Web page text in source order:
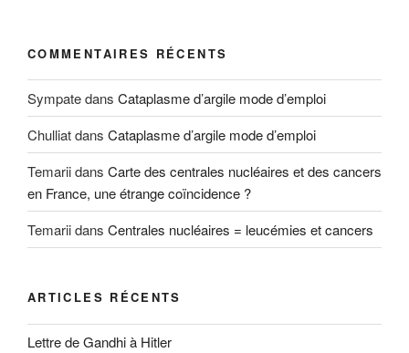
COMMENTAIRES RÉCENTS
Sympatedans Cataplasme d’argile mode d’emploi
Chulliatdans Cataplasme d’argile mode d’emploi
Temariidans Carte des centrales nucléaires et des cancers
en France, une étrange coïncidence ?
Temariidans Centrales nucléaires = leucémies et cancers
ARTICLES RÉCENTS
Lettre de Gandhi à Hitler